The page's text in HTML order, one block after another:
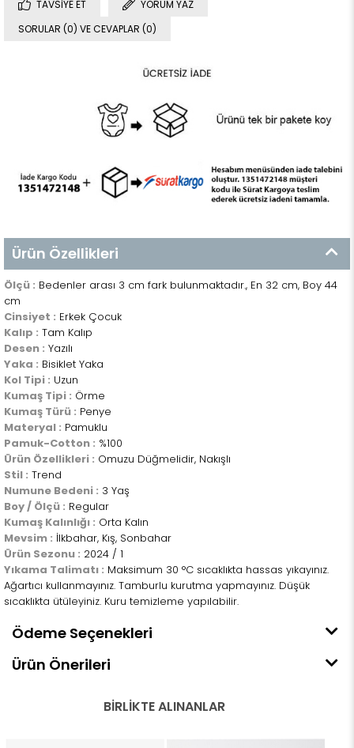
TAVSIYE ET
YORUM YAZ
SORULAR (0) VE CEVAPLAR (0)
Ürün Özellikleri
Ölçü : Bedenler arası 3 cm fark bulunmaktadır., En 32 cm, Boy 44
cm
Cinsiyet : Erkek Çocuk
Kalıp : Tam Kalıp
Desen : Yazılı
Yaka : Bisiklet Yaka
Kol Tipi : Uzun
Kumaş Tipi : Örme
Kumaş Türü : Penye
Materyal : Pamuklu
Pamuk-Cotton : %100
Ürün Özellikleri : Omuzu Düğmelidir, Nakışlı
Stil : Trend
Numune Bedeni : 3 Yaş
Boy / Ölçü : Regular
Kumaş Kalınlığı : Orta Kalın
Mevsim : İlkbahar, Kış, Sonbahar
Ürün Sezonu : 2024 / 1
Yıkama Talimatı : Maksimum 30 °C sıcaklıkta hassas yıkayınız.
Ağartıcı kullanmayınız. Tamburlu kurutma yapmayınız. Düşük
sıcaklıkta ütüleyiniz. Kuru temizleme yapılabilir.
Ödeme Seçenekleri
Ürün Önerileri